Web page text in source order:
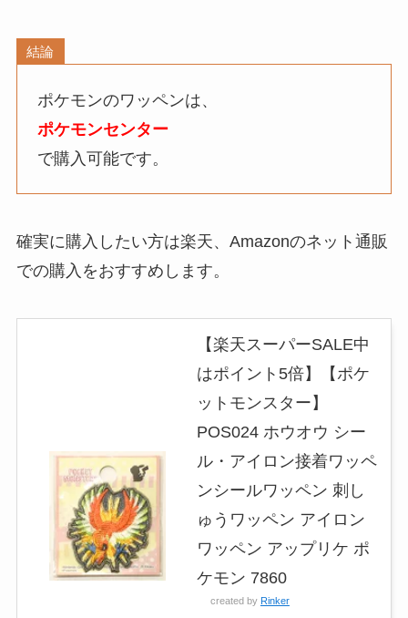
結論
ポケモンのワッペンは、
ポケモンセンター
で購入可能です。
確実に購入したい方は楽天、Amazonのネット通販
での購入をおすすめします。
【楽天スーパーSALE中
はポイント5倍】【ポケ
ットモンスター】
POS024 ホウオウ シー
ル・アイロン接着ワッペ
ンシールワッペン 刺し
ゅうワッペン アイロン
ワッペン アップリケ ポ
ケモン 7860
created by Rinker